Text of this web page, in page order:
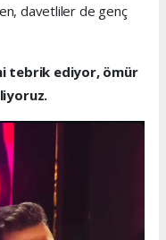
davetliler de genç
tebrik ediyor, ömür